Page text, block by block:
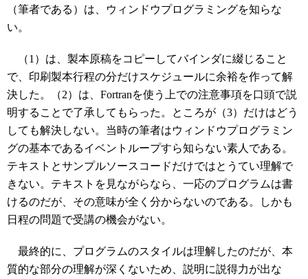
（筆者である）は、ウィンドウプログラミングを知らな
い。
（1）は、製本原稿をコピーしてバインダに綴じること
で、印刷製本行程の分だけスケジュールに余裕を作って解
決した。（2）は、Fortranを使う上での注意事項を口頭で説
明することで了承してもらった。ところが（3）だけはどう
しても解決しない。当時の筆者はウィンドウプログラミン
グの基本であるイベントループすら知らない素人である。
テキストとサンプルソースコードだけではとうてい理解で
きない。テキストを見ながらなら、一応のプログラムは書
けるのだが、その意味が全く分からないのである。しかも
日程の問題で受講の機会がない。
最終的に、プログラムのスタイルは理解したのだが、本
質的な部分の理解が深くないため、説明に説得力が出な